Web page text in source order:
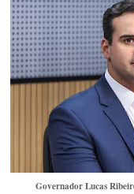
Governador Lucas